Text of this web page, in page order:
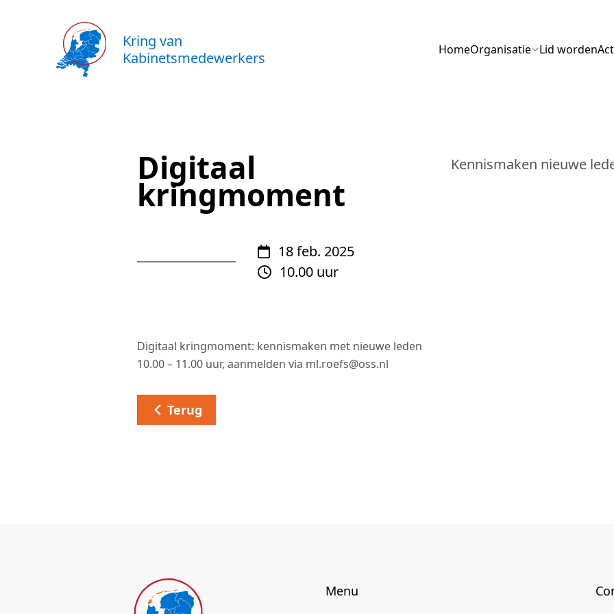
Kring van
Kabinetsmedewerkers
Menu
HomeOrganisatie Lid worden
Digitaal
kringmoment
18 feb. 2025
10.00 uur
Kennismaken nieuwe
Digitaal kringmoment: kennismaken met nieuwe leden
10.00 – 11.00 uur, aanmelden via ml.roefs@oss.nl
Terug
Menu